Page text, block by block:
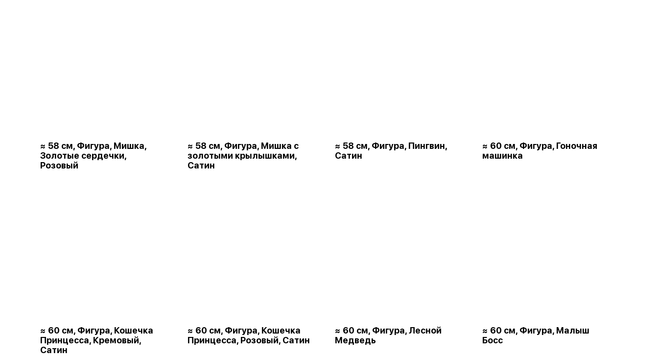
≈ 58 см, Фигура, Мишка,
Золотые сердечки,
Розовый
≈ 58 см, Фигура, Мишка с
золотыми крылышками,
Сатин
≈ 58 см, Фигура, Пингвин,
Сатин
≈ 60 см, Фигура, Гоночная
машинка
≈ 60 см, Фигура, Кошечка
Принцесса, Кремовый,
Сатин
≈ 60 см, Фигура, Кошечка
Принцесса, Розовый, Сатин
≈ 60 см, Фигура, Лесной
Медведь
≈ 60 см, Фигура, Малыш
Босс